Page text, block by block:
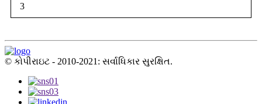
3
© કોપીરાઇટ - 2010-2021: સર્વાધિકાર સુરક્ષિત.